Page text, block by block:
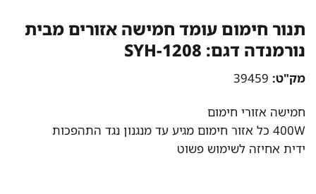
תנור חימום עומד חמישה אזורים מבית
נורמנדה דגם: SYH-1208
מק"ט:39459
חמישה אזורי חימום
400W כל אזור חימום מגיע עד מנגנון נגד התהפכות
ידית אחיזה לשימוש פשוט